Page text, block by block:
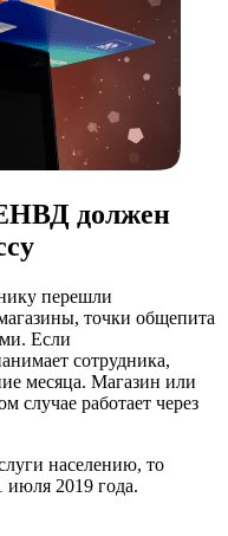
должен
перешли
точки общепита
Если
сотрудника,
месяца. Магазин или
случае работает через
населению, то
июля 2019 года.